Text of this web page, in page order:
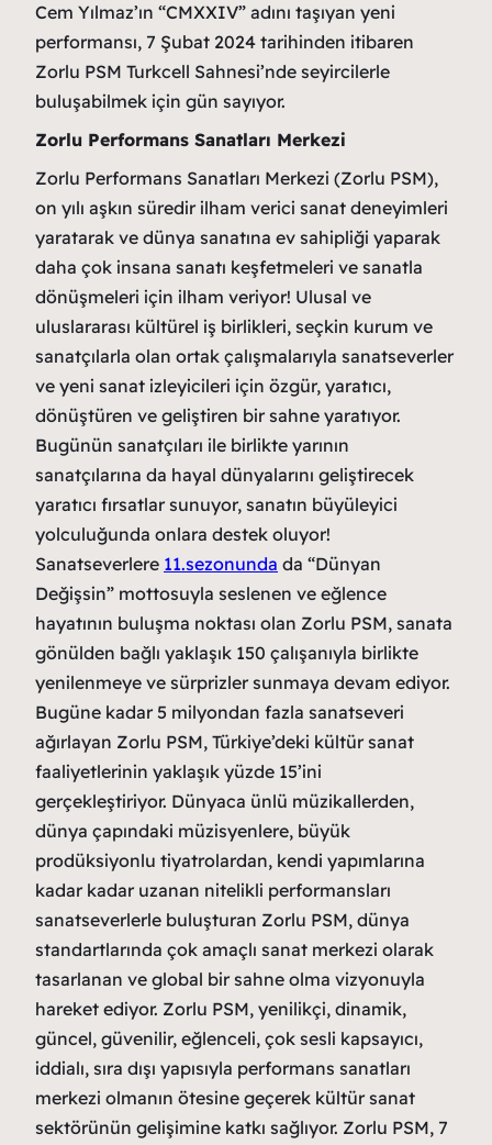
Cem Yılmaz’ın “CMXXIV” adını taşıyan yeni
performansı, 7 Şubat 2024 tarihinden itibaren
Zorlu PSM Turkcell Sahnesi’nde seyircilerle
buluşabilmek için gün sayıyor.
Zorlu Performans Sanatları Merkezi
Zorlu Performans Sanatları Merkezi (Zorlu PSM),
on yılı aşkın süredir ilham verici sanat deneyimleri
yaratarak ve dünya sanatına ev sahipliği yaparak
daha çok insana sanatı keşfetmeleri ve sanatla
dönüşmeleri için ilham veriyor! Ulusal ve
uluslararası kültürel iş birlikleri, seçkin kurum ve
sanatçılarla olan ortak çalışmalarıyla sanatseverler
ve yeni sanat izleyicileri için özgür, yaratıcı,
dönüştüren ve geliştiren bir sahne yaratıyor.
Bugünün sanatçıları ile birlikte yarının
sanatçılarına da hayal dünyalarını geliştirecek
yaratıcı fırsatlar sunuyor, sanatın büyüleyici
yolculuğunda onlara destek oluyor!
Sanatseverlere 11.sezonunda da “Dünyan
Değişsin” mottosuyla seslenen ve eğlence
hayatının buluşma noktası olan Zorlu PSM, sanata
gönülden bağlı yaklaşık 150 çalışanıyla birlikte
yenilenmeye ve sürprizler sunmaya devam ediyor.
Bugüne kadar 5 milyondan fazla sanatseveri
ağırlayan Zorlu PSM, Türkiye’deki kültür sanat
faaliyetlerinin yaklaşık yüzde 15’ini
gerçekleştiriyor. Dünyaca ünlü müzikallerden,
dünya çapındaki müzisyenlere, büyük
prodüksiyonlu tiyatrolardan, kendi yapımlarına
kadar kadar uzanan nitelikli performansları
sanatseverlerle buluşturan Zorlu PSM, dünya
standartlarında çok amaçlı sanat merkezi olarak
tasarlanan ve global bir sahne olma vizyonuyla
hareket ediyor. Zorlu PSM, yenilikçi, dinamik,
güncel, güvenilir, eğlenceli, çok sesli kapsayıcı,
iddialı, sıra dışı yapısıyla performans sanatları
merkezi olmanın ötesine geçerek kültür sanat
sektörünün gelişimine katkı sağlıyor. Zorlu PSM, 7